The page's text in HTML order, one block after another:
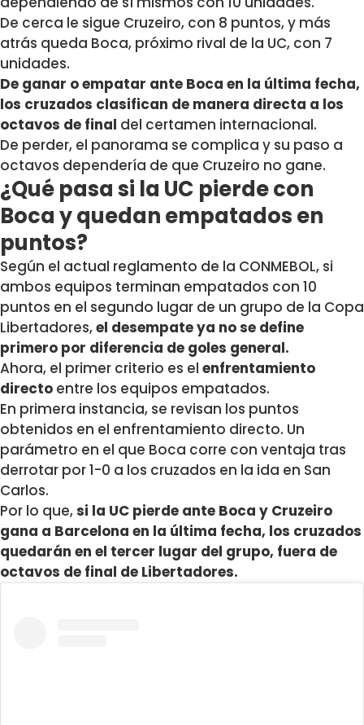
De cerca le sigue Cruzeiro, con 8 puntos, y más
atrás queda Boca, próximo rival de la UC, con 7
unidades.
De ganar o empatar ante Boca en la última fecha,
los cruzados clasifican de manera directa a los
octavos de final del certamen internacional.
De perder, el panorama se complica y su paso a
octavos dependería de que Cruzeiro no gane.
¿Qué pasa si la UC pierde con
Boca y quedan empatados en
puntos?
Según el actual reglamento de la CONMEBOL, si
ambos equipos terminan empatados con 10
puntos en el segundo lugar de un grupo de la Copa
Libertadores,el desempate ya no se define
primero por diferencia de goles general.
Ahora, el primer criterio es el enfrentamiento
directo entre los equipos empatados.
En primera instancia, se revisan los puntos
obtenidos en el enfrentamiento directo. Un
parámetro en el que Boca corre con ventaja tras
derrotar por 1-0 a los cruzados en la ida en San
Carlos.
Por lo que,si la UC pierde ante Boca y Cruzeiro
gana a Barcelona en la última fecha, los cruzados
quedarán en el tercer lugar del grupo, fuera de
octavos de final de Libertadores.